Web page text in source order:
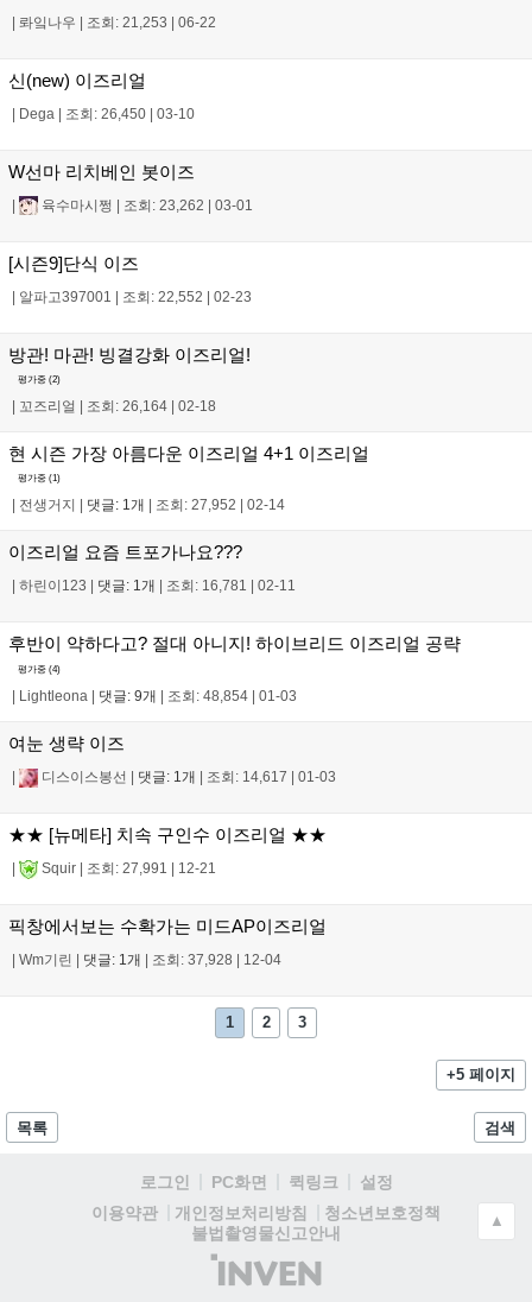
| 롸잌나우 | 조회: 21,253 | 06-22
신(new) 이즈리얼
| Dega | 조회: 26,450 | 03-10
W선마 리치베인 봇이즈
| 육수마시쩡 | 조회: 23,262 | 03-01
[시즌9]단식 이즈
| 알파고397001 | 조회: 22,552 | 02-23
방관! 마관! 빙결강화 이즈리얼!
평가중 (2)
꼬즈리얼 조회: 26,164 02-18
현 시즌 가장 아름다운 이즈리얼 4+1 이즈리얼
평가중 (1)
전생거지 댓글: 1개 조회: 27,952 02-14
이즈리얼 요즘 트포가나요???
하린이123 댓글: 1개 조회: 16,781 02-11
후반이 약하다고? 절대 아니지! 하이브리드 이즈리얼 공략
평가중 (4)
| Lightleona | 댓글: 9개 | 조회: 48,854 | 01-03
여눈 생략 이즈
| 디스이스봉선 | 댓글: 1개 | 조회: 14,617 | 01-03
★★ [뉴메타] 치속 구인수 이즈리얼 ★★
| Squir | 조회: 27,991 | 12-21
픽창에서보는 수확가는 미드AP이즈리얼
| Wm기린 | 댓글: 1개 | 조회: 37,928 | 12-04
1 2 3
+5 페이지
목록 검색
로그인 PC화면 퀵링크
설정
이용약관
개인정보처리방침
청소년보호정책
불법촬영물신고안내
(주)
인
▲